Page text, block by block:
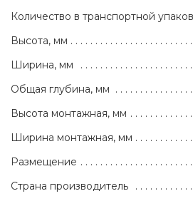
Количество в транспортной
Высота, мм
Ширина, мм
Общая глубина, мм
Высота монтажная, мм
Ширина монтажная, мм
Размещение
Страна производитель